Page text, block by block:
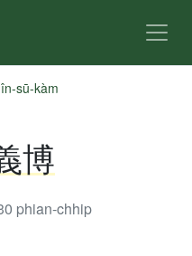
sū-kàm
博
phian-chhip